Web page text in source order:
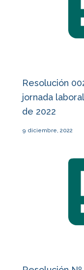
Resolución
jornada
de 2022
9 diciembre, 2022